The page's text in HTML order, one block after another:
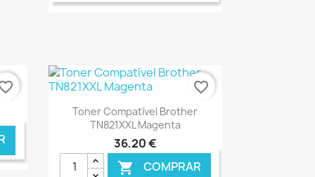
Ver+
Toner Compatível Brother
TN821XXL Magenta
36,20 €
 COMPRAR
favorite_border